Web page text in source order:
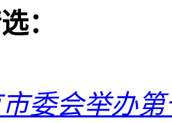
：
委会举办